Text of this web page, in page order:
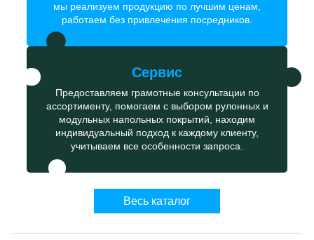
мы реализуем продукцию по лучшим ценам,
работаем без привлечения посредников.
Сервис
Предоставляем грамотные консультации по
ассортименту, помогаем с выбором рулонных и
модульных напольных покрытий, находим
индивидуальный подход к каждому клиенту,
учитываем все особенности запроса.
Весь каталог